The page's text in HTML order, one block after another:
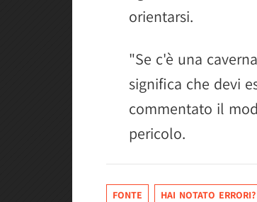
orientarsi.
"Se c'è una
significa che devi
commentato il
pericolo.
FONTE HAI NOTATO ERRORI?